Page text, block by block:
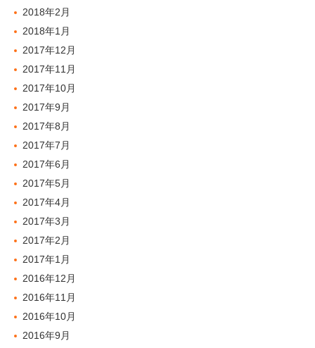
2018年2月
2018年1月
2017年12月
2017年11月
2017年10月
2017年9月
2017年8月
2017年7月
2017年6月
2017年5月
2017年4月
2017年3月
2017年2月
2017年1月
2016年12月
2016年11月
2016年10月
2016年9月